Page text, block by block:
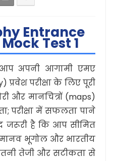
Entrance
Test 1
अपनी आगामी एमए
परीक्षा के लिए पूरी
और मानचित्रों (maps)
परीक्षा में सफलता पाने
जरूरी है कि आप सीमित
भूगोल और भारतीय
तेजी और सटीकता से